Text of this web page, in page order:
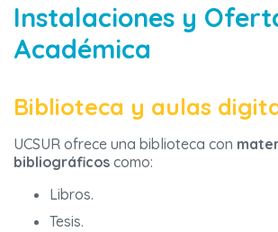
Instalaciones y
Académica
Biblioteca y aulas
UCSUR ofrece una biblioteca con
bibliográficos como:
Libros.
Tesis.